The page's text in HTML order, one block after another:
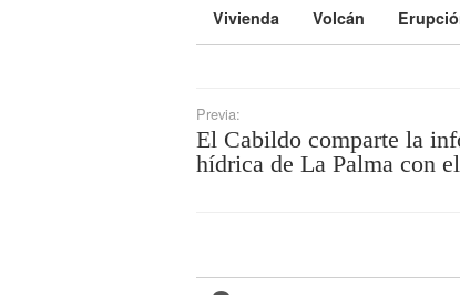
Vivienda Volcán
Previa:
El Cabildo comparte la
hídrica de La Palma con